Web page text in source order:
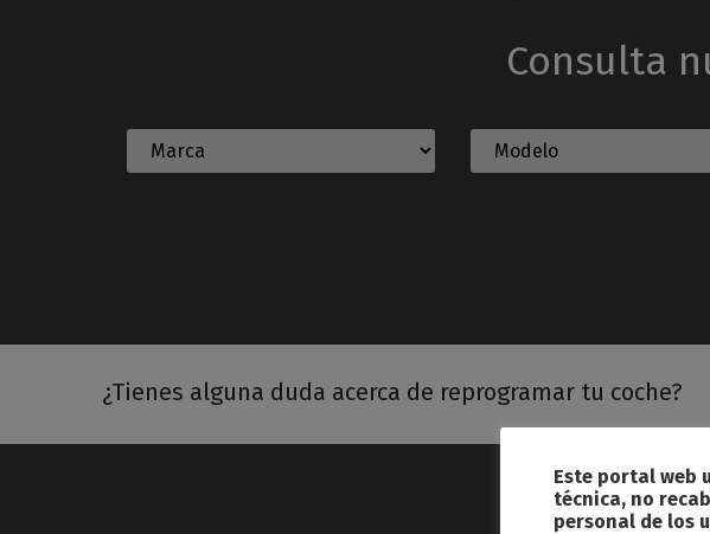
Consulta
¿Tienes alguna duda acerca de reprogramar tu coche?
Este portal web
técnica, no
personal de los